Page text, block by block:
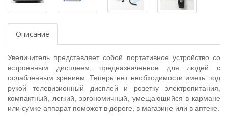
Описание
Увеличитель представляет собой портативное устройство со
встроенным дисплеем, предназначенное для людей с
ослабленным зрением. Теперь нет необходимости иметь под
рукой телевизионный дисплей и розетку электропитания,
компактный, легкий, эргономичный, умещающийся в кармане
или сумке аппарат поможет в дороге, в магазине или в аптеке.